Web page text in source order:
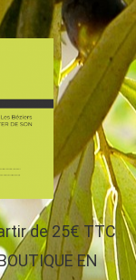
de 25€ TTC
EN